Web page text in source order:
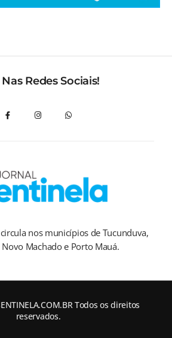
Redes Sociais!
nos municípios de Tucunduva,
Machado e Porto Mauá.
Todos os direitos
reservados.